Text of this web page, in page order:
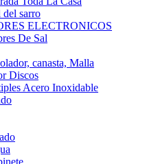
del sarro
ELECTRONICOS
De Sal
canasta, Malla
Discos
Acero Inoxidable